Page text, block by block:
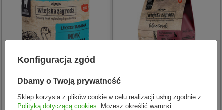
Wiejska Zagroda Wiejska Zagroda
Konfiguracja zgód
Dbamy o Twoją prywatność
Sklep korzysta z plików cookie w celu realizacji usług zgodnie z
Polityką dotyczącą cookies . Możesz określić warunki